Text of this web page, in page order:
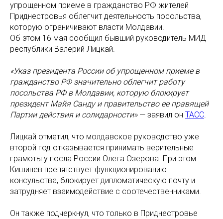
упрощенном приеме в гражданство РФ жителей
Приднестровья облегчит деятельность посольства,
которую ограничивают власти Молдавии.
Об этом 16 мая сообщил бывший руководитель МИД
республики Валерий Лицкай.
«Указ президента России об упрощенном приеме в
гражданство РФ значительно облегчит работу
посольства РФ в Молдавии, которую блокирует
президент Майя Санду и правительство ее правящей
Партии действия и солидарности»— заявил он ТАСС.
Лицкай отметил, что молдавское руководство уже
второй год отказывается принимать верительные
грамоты у посла России Олега Озерова. При этом
Кишинев препятствует функционированию
консульства, блокирует дипломатическую почту и
затрудняет взаимодействие с соотечественниками.
Он также подчеркнул, что только в Приднестровье